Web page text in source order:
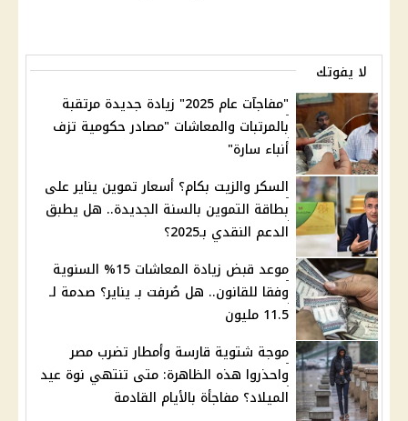
لا يفوتك
"مفاجآت عام 2025" زيادة جديدة مرتقبة
بالمرتبات والمعاشات "مصادر حكومية تزف
أنباء سارة"
السكر والزيت بكام؟ أسعار تموين يناير على
بطاقة التموين بالسنة الجديدة.. هل يطبق
الدعم النقدي بـ2025؟
موعد قبض زيادة المعاشات 15% السنوية
وفقا للقانون.. هل صُرفت بـ يناير؟ صدمة لـ
11.5 مليون
موجة شتوية قارسة وأمطار تضرب مصر
واحذروا هذه الظاهرة: متى تنتهي نوة عيد
الميلاد؟ مفاجأة بالأيام القادمة